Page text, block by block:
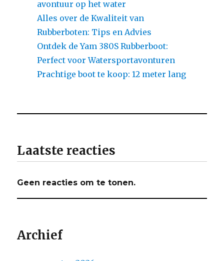
avontuur op het water
Alles over de Kwaliteit van
Rubberboten: Tips en Advies
Ontdek de Yam 380S Rubberboot:
Perfect voor Watersportavonturen
Prachtige boot te koop: 12 meter lang
Laatste reacties
Geen reacties om te tonen.
Archief